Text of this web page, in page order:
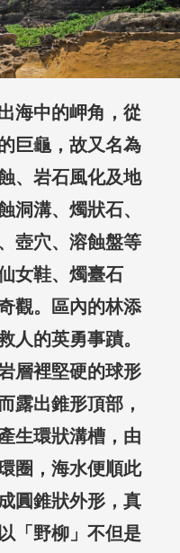
海中的岬角，從
巨龜，故又名為
、岩石風化及地
洞溝、燭狀石、
壺穴、溶蝕盤等
女鞋、燭臺石
觀。區內的林添
人的英勇事蹟。
層裡堅硬的球形
露出錐形頂部，
生環狀溝槽，由
圈，海水便順此
圓錐狀外形，真
「野柳」不但是